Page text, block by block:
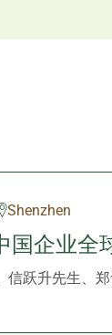
Shenzhen
国企业全
信跃升先生、